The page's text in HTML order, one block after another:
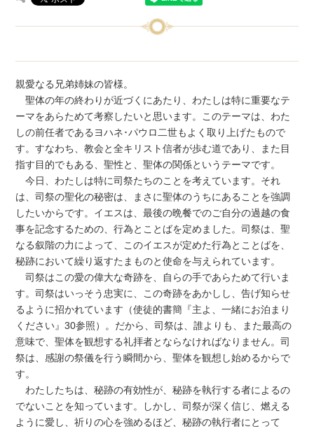
親愛なる兄弟姉妹の皆様。
聖体の年の終わりが近づくにあたり、わたしは特に重要なテ
ーマをあらためて考察したいと思います。このテーマは、わた
しの前任者であるヨハネ･パウロ二世もよく取り上げたもので
す。すなわち、教会と全キリスト信者が歩む道であり、また目
指す目的でもある、聖性と、聖体の関係というテーマです。
今日、わたしは特に司祭たちのことを考えています。それ
は、司祭の聖化の秘密は、まさに聖体のうちにあることを強調
したいからです。イエスは、最後の晩餐でのご自分の過越の食
事を記念するための、行為とことばを定めました。司祭は、聖
なる叙階の力によって、このイエスが定めた行為とことばを、
秘跡において繰り返すたまものと使命を与えられています。
司祭はこの愛の偉大な奇跡を、自らの手であらためて行いま
す。司祭はいっそう忠実に、この奇跡をあかしし、告げ知らせ
るように招かれています（使徒的書簡『主よ、一緒にお泊まり
ください』30参照）。だから、司祭は、誰よりも、また最高の
意味で、聖体を観想する礼拝者とならなければなりません。司
祭は、感謝の祭儀を行う瞬間から、聖体を観想し始めるからで
す。
わたしたちは、秘跡の有効性が、秘跡を執行する者によるの
でないことを知っています。しかし、司祭が深く信じ、燃える
ように愛し、祈りの心を強めるほど、秘跡の執行者にとって